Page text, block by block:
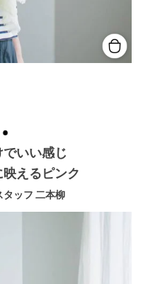
いい感じ
えるピンク
ッフ 二本柳